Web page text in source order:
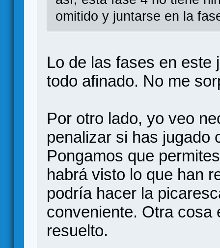
omitido y juntarse en la
Lo de las fases en este
todo afinado. No me
Por otro lado, yo veo
penalizar si has jugado
Pongamos que
habrá visto lo que han
podría hacer la
conveniente. Otra cosa
resuelto.